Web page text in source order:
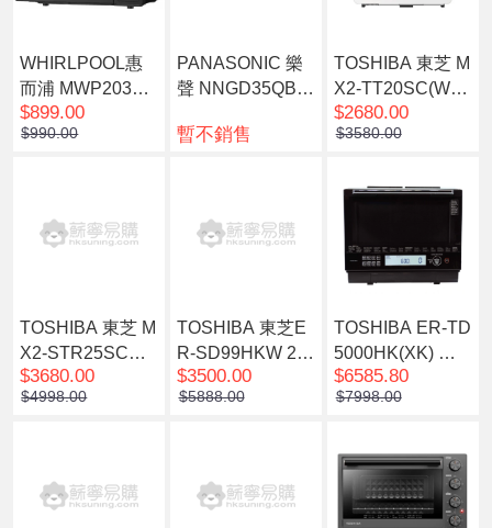
WHIRLPOOL惠
而浦 MWP203EB
S 20L 800W 燒烤
微波爐(黑色)
$899.00
$990.00
PANASONIC 樂
聲 NNGD35QB 2
爐
暫不銷售
TOSHIBA 東芝 M
X2-TT20SC(WH)
3合1微波蒸焗爐
$2680.00
$3580.00
TOSHIBA 東芝 M
X2-STR25SCWH
4合1 氣炸微波蒸
焗爐
$3680.00
$4998.00
TOSHIBA 東芝E
R-SD99HKW 26
公升 智能水波爐
$3500.00
$5888.00
TOSHIBA ER-TD
5000HK(XK) 純
蒸氣烤焗水波爐(3
0公升)
$6585.80
$7998.00